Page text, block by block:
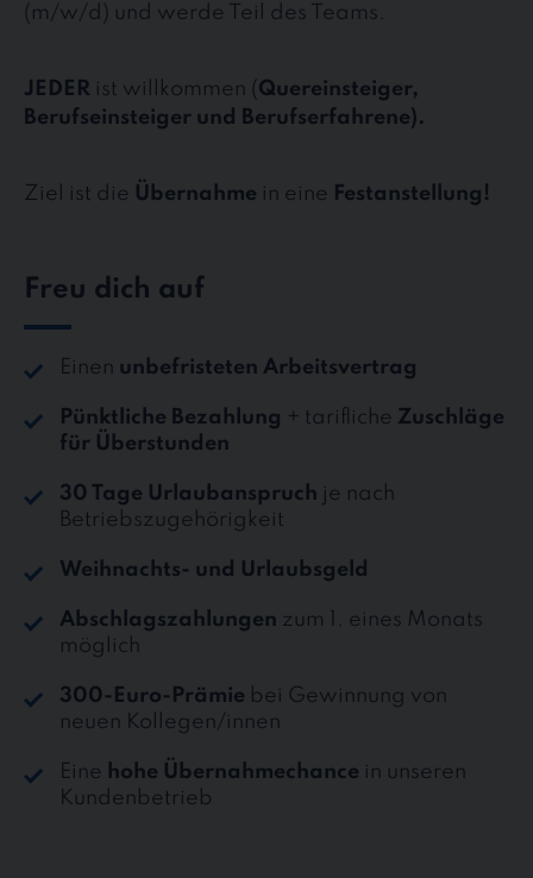
(m/w/d) und werde Teil des Teams.
JEDER ist willkommen (Quereinsteiger,
Berufseinsteiger und Berufserfahrene).
Ziel ist die Übernahme in eine Festanstellung!
Freu dich auf
Einen unbefristeten Arbeitsvertrag
Pünktliche Bezahlung + tarifliche Zuschläge
für Überstunden
30 Tage Urlaubanspruch je nach
Betriebszugehörigkeit
Weihnachts- und Urlaubsgeld
Abschlagszahlungen zum 1. eines Monats
möglich
300-Euro-Prämie bei Gewinnung von
neuen Kollegen/innen
Eine hohe Übernahmechance in unseren
Kundenbetrieb